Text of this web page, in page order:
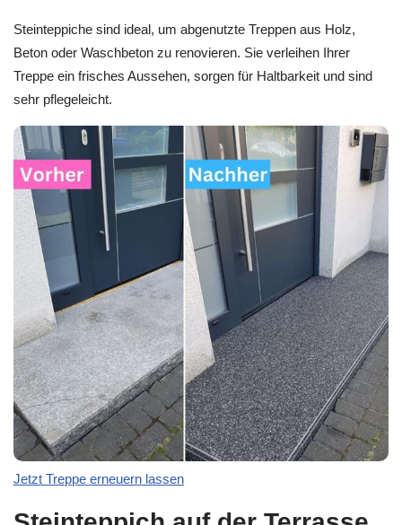
Steinteppiche sind ideal, um abgenutzte Treppen aus Holz,
Beton oder Waschbeton zu renovieren. Sie verleihen Ihrer
Treppe ein frisches Aussehen, sorgen für Haltbarkeit und sind
sehr pflegeleicht.
Jetzt Treppe erneuern lassen